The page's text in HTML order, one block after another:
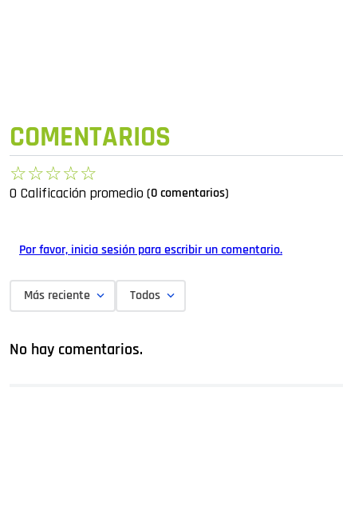
COMENTARIOS
☆☆☆☆☆
0 Calificación promedio (0 comentarios)
Por favor, inicia sesión para escribir un comentario.
Más reciente Todos
No hay comentarios.